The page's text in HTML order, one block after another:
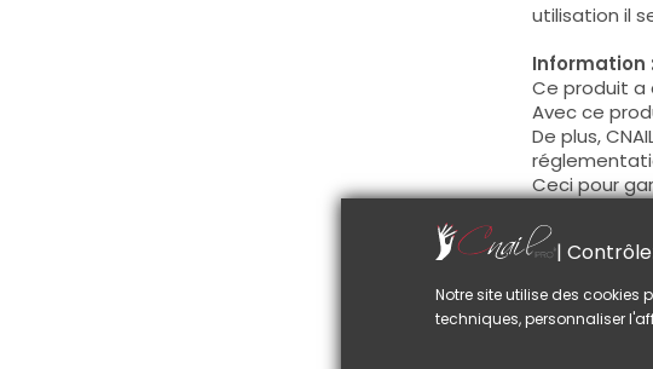
utilisation il
Information :
Ce produit a
Avec ce
De plus,
Ceci pour
Utilisation :
Cette
nécessaire
Ce produit
appliquez
|
Notre site utilise des
techniques, personnaliser